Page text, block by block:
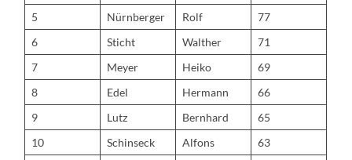
5
Nürnberger Rolf
77
6
Sticht Walther
71
7
Meyer Heiko
69
8
Edel Hermann
66
9
Lutz Bernhard
65
10
Schinseck Alfons
63